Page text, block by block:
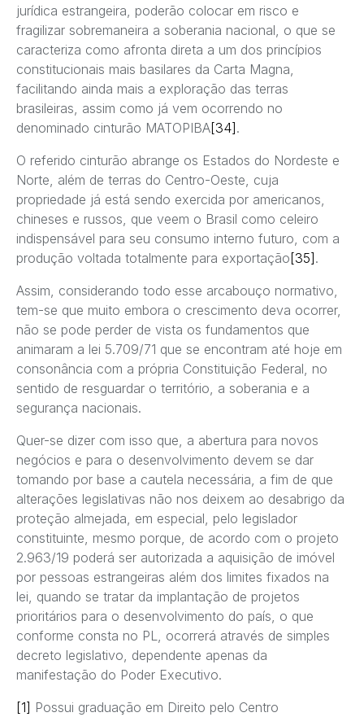
jurídica estrangeira, poderão colocar em risco e
fragilizar sobremaneira a soberania nacional, o que se
caracteriza como afronta direta a um dos princípios
constitucionais mais basilares da Carta Magna,
facilitando ainda mais a exploração das terras
brasileiras, assim como já vem ocorrendo no
denominado cinturão MATOPIBA[34].
O referido cinturão abrange os Estados do Nordeste e
Norte, além de terras do Centro-Oeste, cuja
propriedade já está sendo exercida por americanos,
chineses e russos, que veem o Brasil como celeiro
indispensável para seu consumo interno futuro, com a
produção voltada totalmente para exportação[35].
Assim, considerando todo esse arcabouço normativo,
tem-se que muito embora o crescimento deva ocorrer,
não se pode perder de vista os fundamentos que
animaram a lei 5.709/71 que se encontram até hoje em
consonância com a própria Constituição Federal, no
sentido de resguardar o território, a soberania e a
segurança nacionais.
Quer-se dizer com isso que, a abertura para novos
negócios e para o desenvolvimento devem se dar
tomando por base a cautela necessária, a fim de que
alterações legislativas não nos deixem ao desabrigo da
proteção almejada, em especial, pelo legislador
constituinte, mesmo porque, de acordo com o projeto
2.963/19 poderá ser autorizada a aquisição de imóvel
por pessoas estrangeiras além dos limites fixados na
lei, quando se tratar da implantação de projetos
prioritários para o desenvolvimento do país, o que
conforme consta no PL, ocorrerá através de simples
decreto legislativo, dependente apenas da
manifestação do Poder Executivo.
[1] Possui graduação em Direito pelo Centro